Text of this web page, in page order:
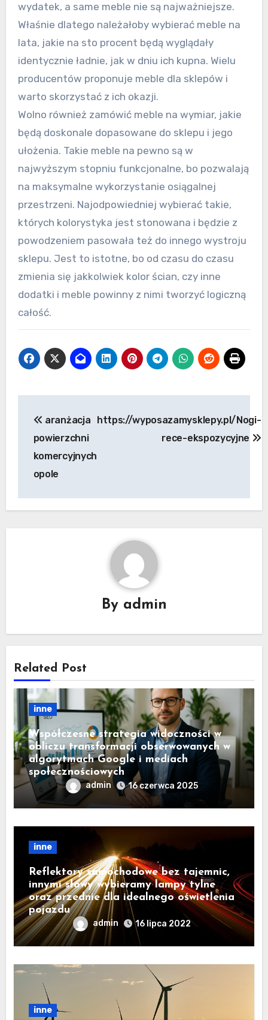
wydatek, a same meble nie są najważniejsze.
Właśnie dlatego należałoby wybierać meble na
lata, jakie na sto procent będą wyglądały
identycznie ładnie, jak w dniu ich kupna. Wielu
producentów proponuje meble dla sklepów i
warto skorzystać z ich okazji.
Wolno również zamówić meble na wymiar, jakie
będą doskonale dopasowane do sklepu i jego
ułożenia. Takie meble na pewno są w
najwyższym stopniu funkcjonalne, bo pozwalają
na maksymalne wykorzystanie osiągalnej
przestrzeni. Najodpowiedniej wybierać takie,
których kolorystyka jest stonowana i będzie z
powodzeniem pasowała też do innego wystroju
sklepu. Jest to istotne, bo od czasu do czasu
zmienia się jakkolwiek kolor ścian, czy inne
dodatki i meble powinny z nimi tworzyć logiczną
całość.
wpisu
aranżacja
powierzchni
komercyjnych
opole
https://wyposazamysklepy.pl/Nogi-
rece-ekspozycyjne
By admin
Related Post
inne
Współczesne strategia widoczności w
obliczu transformacji obserwowanych w
algorytmach Google i mediach
społecznościowych
admin 16 czerwca 2025
inne
Reflektory samochodowe bez tajemnic,
innymi słowy wybieramy lampy tylne
oraz przednie dla idealnego oświetlenia
pojazdu
admin 16 lipca 2022
inne